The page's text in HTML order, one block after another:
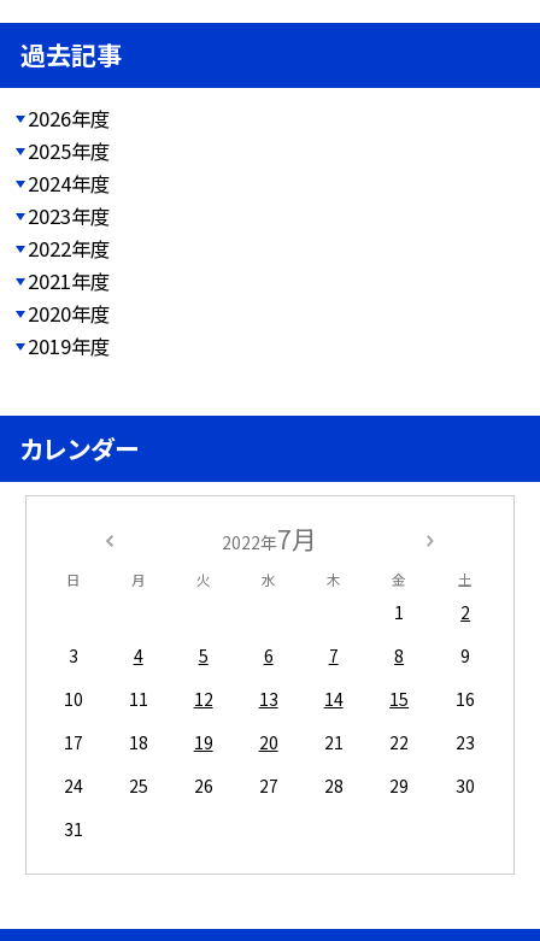
過去記事
2026年度
2025年度
2024年度
2023年度
2022年度
2021年度
2020年度
2019年度
カレンダー
2022年7月
日 月 火 水 木 金 土
1
2
3
4 5 6 7 8
9
10
11 12 13 14 15
16
17
18 19 20 21 22
23
24
25 26 27 28 29
30
31